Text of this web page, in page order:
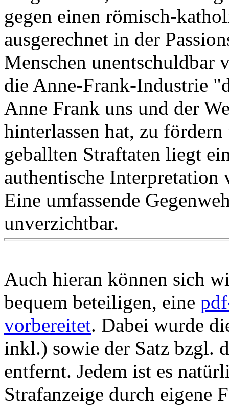
gegen einen römisch-
ausgerechnet in der
Menschen unentschuldbar
die Anne-Frank-Industrie
Anne Frank uns und der
hinterlassen hat, zu
geballten Straftaten liegt
authentische
Eine umfassende
unverzichtbar.
Auch hieran können sich
bequem beteiligen, eine
vorbereitet. Dabei wurde
inkl.) sowie der Satz bzgl.
entfernt. Jedem ist es
Strafanzeige durch eigene